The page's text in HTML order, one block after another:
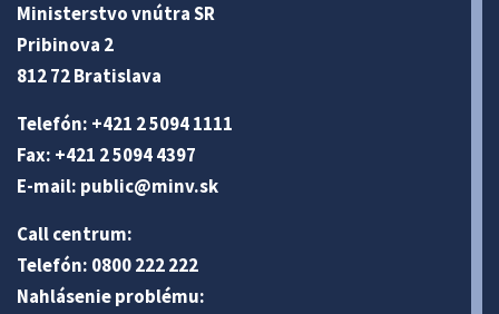
Ministerstvo vnútra SR
Pribinova 2
812 72 Bratislava
Telefón: +421 2 5094 1111
Fax: +421 2 5094 4397
E-mail: public@minv.sk
Call centrum:
Telefón: 0800 222 222
Nahlásenie problému: